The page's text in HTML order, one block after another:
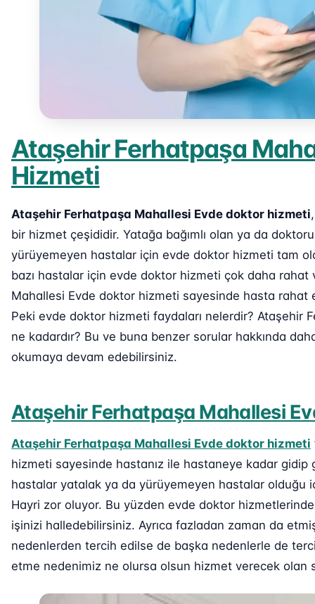
Ataşehir Ferhatpaşa
Hizmeti
Ataşehir Ferhatpaşa Mahallesi Evde doktor hizmeti
bir hizmet çeşididir. Yatağa bağımlı olan ya da
yürüyemeyen hastalar için evde doktor hizmeti tam
bazı hastalar için evde doktor hizmeti çok daha
Mahallesi Evde doktor hizmeti sayesinde hasta rahat
Peki evde doktor hizmeti faydaları nelerdir? Ataşehir
ne kadardır? Bu ve buna benzer sorular hakkında
okumaya devam edebilirsiniz.
Ataşehir Ferhatpaşa Mahallesi
Ataşehir Ferhatpaşa Mahallesi Evde doktor hizmeti
hizmeti sayesinde hastanız ile hastaneye kadar gidip
hastalar yatalak ya da yürüyemeyen hastalar olduğu
Hayri zor oluyor. Bu yüzden evde doktor
işinizi halledebilirsiniz. Ayrıca fazladan zaman da
nedenlerden tercih edilse de başka nedenlerle de
etme nedenimiz ne olursa olsun hizmet verecek olan